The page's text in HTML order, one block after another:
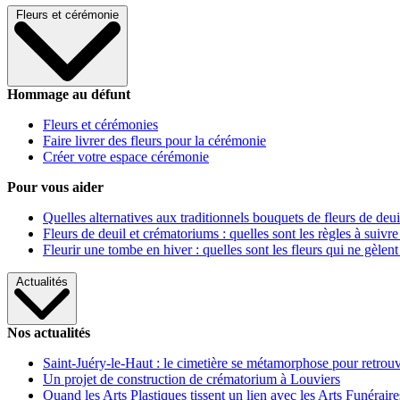
Fleurs et cérémonie
Hommage au défunt
Fleurs et cérémonies
Faire livrer des fleurs pour la cérémonie
Créer votre espace cérémonie
Pour vous aider
Quelles alternatives aux traditionnels bouquets de fleurs de
Fleurs de deuil et crématoriums : quelles sont les règles à
Fleurir une tombe en hiver : quelles sont les fleurs qui ne gèlent
Actualités
Nos actualités
Saint-Juéry-le-Haut : le cimetière se métamorphose pour
Un projet de construction de crématorium à Louviers
Quand les Arts Plastiques tissent un lien avec les Arts